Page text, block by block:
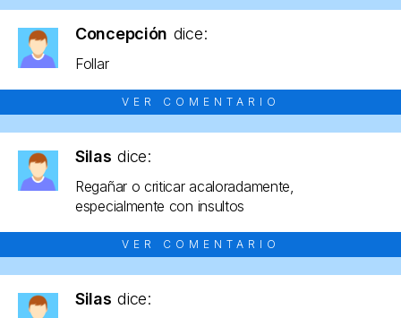
Concepción dice:
Follar
VER COMENTARIO
Silas dice:
Regañar o criticar acaloradamente,
especialmente con insultos
VER COMENTARIO
Silas dice: